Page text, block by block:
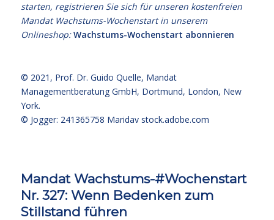
starten, registrieren Sie sich für unseren kostenfreien
Mandat Wachstums-Wochenstart in unserem
Onlineshop:Wachstums-Wochenstart abonnieren
© 2021, Prof. Dr. Guido Quelle, Mandat
Managementberatung GmbH, Dortmund, London, New
York.
© Jogger: 241365758 Maridav stock.adobe.com
Mandat Wachstums-#Wochenstart
Nr. 327: Wenn Bedenken zum
Stillstand führen